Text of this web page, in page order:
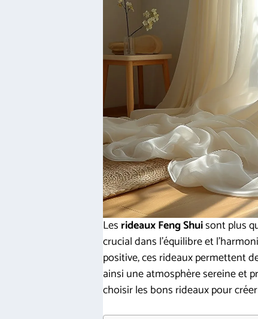
Les rideaux Feng Shuisont plus
crucial dans l’équilibre et
positive, ces rideaux permettent
ainsi une atmosphère sereine et
choisir les bons rideaux pour